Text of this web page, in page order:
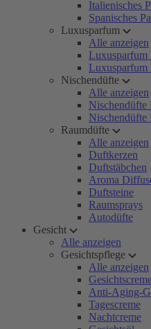
Italienisches
Spanisches
Luxusparfum
Alle anzeigen
Luxusparfum
Luxusparfum
Nischendüfte
Alle anzeigen
Nischendüfte
Nischendüfte
Raumdüfte
Alle anzeigen
Duftkerzen
Duftstäbchen
Aroma
Duftsteine
Raumsprays
Autodüfte
Gesicht
Alle anzeigen
Gesichtspflege
Alle anzeigen
Anti-Aging-
Tagescreme
Nachtcreme